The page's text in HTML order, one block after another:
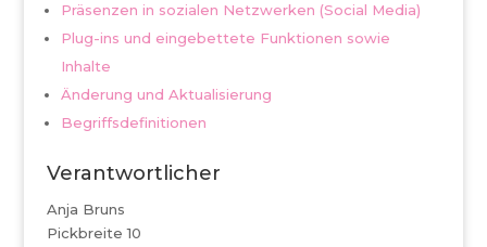
Präsenzen in sozialen Netzwerken (Social Media)
Plug-ins und eingebettete Funktionen sowie
Inhalte
Änderung und Aktualisierung
Begriffsdefinitionen
Verantwortlicher
Anja Bruns
Pickbreite 10